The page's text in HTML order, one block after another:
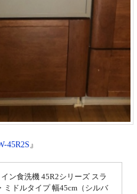
45R2S 』
ン食洗機 45R2シリーズ スラ
ミドルタイプ 幅45cm（シルバ